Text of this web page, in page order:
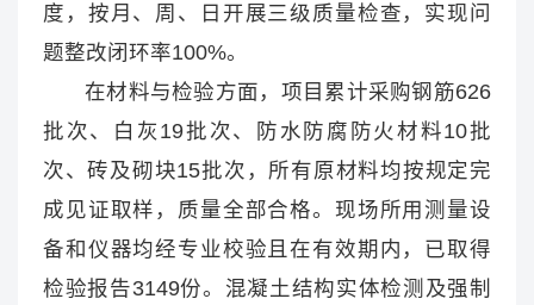
度，按月、周、日开展三级质量检查，实现问
题整改闭环率100%。
在材料与检验方面，项目累计采购钢筋626
批次、白灰19批次、防水防腐防火材料10批
次、砖及砌块15批次，所有原材料均按规定完
成见证取样，质量全部合格。现场所用测量设
备和仪器均经专业校验且在有效期内，已取得
检验报告3149份。混凝土结构实体检测及强制